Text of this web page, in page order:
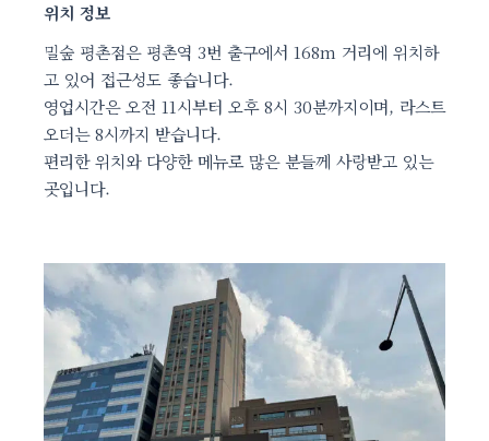
위치 정보
밀숲 평촌점은 평촌역 3번 출구에서 168m 거리에 위치하
고 있어 접근성도 좋습니다.
영업시간은 오전 11시부터 오후 8시 30분까지이며, 라스트
오더는 8시까지 받습니다.
편리한 위치와 다양한 메뉴로 많은 분들께 사랑받고 있는
곳입니다.